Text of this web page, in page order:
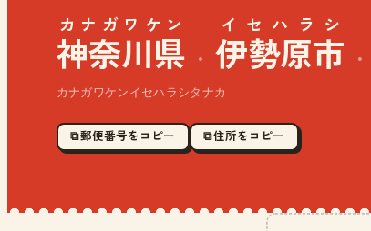
神奈川県
カナガワケン
· 伊勢原市
イセハラシ
·
カナガワケンイセハラシタナカ
⧉ 郵便番号をコピー ⧉ 住所をコピー